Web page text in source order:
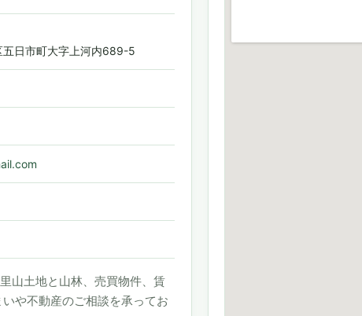
五日市町大字上河内689-5
山土地と山林、売買物件、賃
や不動産のご相談を承ってお